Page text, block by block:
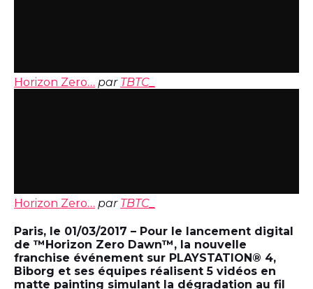
Horizon Zero… par TBTC_
Horizon Zero… par TBTC_
Paris, le 01/03/2017 – Pour le lancement digital
de ™Horizon Zero Dawn™, la nouvelle
franchise événement sur PLAYSTATION® 4,
Biborg et ses équipes réalisent 5 vidéos en
matte painting simulant la dégradation au fil